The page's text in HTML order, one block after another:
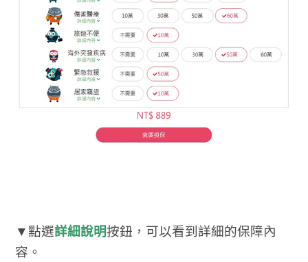
▼點選詳細說明按鈕，可以看到詳細的保障內
容。